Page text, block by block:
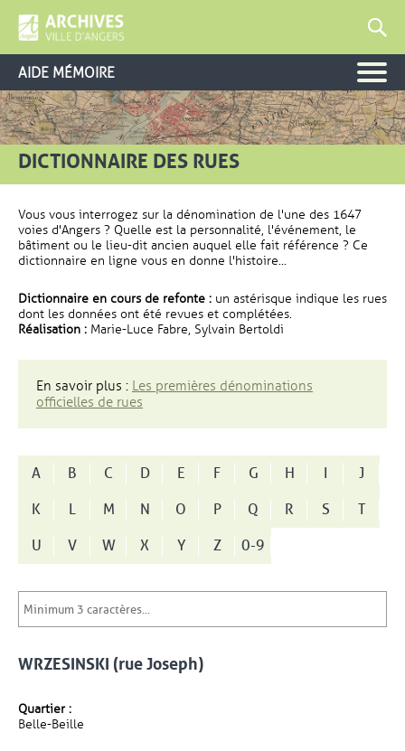
AIDE MÉMOIRE
DICTIONNAIRE DES RUES
Vous vous interrogez sur la dénomination de l'une des 1647
voies d'Angers ? Quelle est la personnalité, l'événement, le
bâtiment ou le lieu-dit ancien auquel elle fait référence ? Ce
dictionnaire en ligne vous en donne l'histoire...
Dictionnaire en cours de refonte : un astérisque indique les rues
dont les données ont été revues et complétées.
Réalisation : Marie-Luce Fabre, Sylvain Bertoldi
En savoir plus : Les premières dénominations
officielles de rues
A B C D E F G H I
J
K
L M N O P Q R S
T
U
V W X Y Z 0-9
WRZESINSKI (rue Joseph)
Quartier :
Belle-Beille